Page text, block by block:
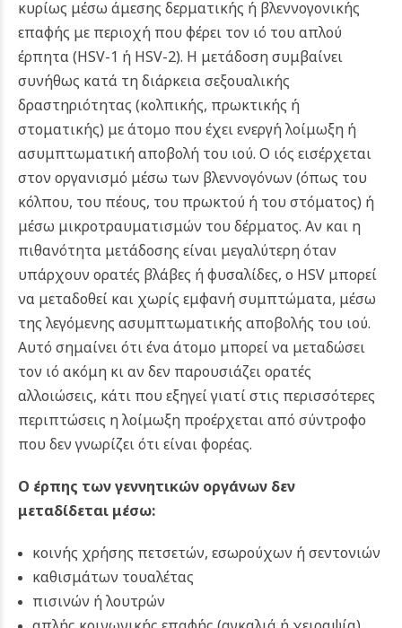
κυρίως μέσω άμεσης δερματικής ή βλεννογονικής
επαφής με περιοχή που φέρει τον ιό του απλού
έρπητα (HSV-1 ή HSV-2). Η μετάδοση συμβαίνει
συνήθως κατά τη διάρκεια σεξουαλικής
δραστηριότητας (κολπικής, πρωκτικής ή
στοματικής) με άτομο που έχει ενεργή λοίμωξη ή
ασυμπτωματική αποβολή του ιού. Ο ιός εισέρχεται
στον οργανισμό μέσω των βλεννογόνων (όπως του
κόλπου, του πέους, του πρωκτού ή του στόματος) ή
μέσω μικροτραυματισμών του δέρματος. Αν και η
πιθανότητα μετάδοσης είναι μεγαλύτερη όταν
υπάρχουν ορατές βλάβες ή φυσαλίδες, ο HSV μπορεί
να μεταδοθεί και χωρίς εμφανή συμπτώματα, μέσω
της λεγόμενης ασυμπτωματικής αποβολής του ιού.
Αυτό σημαίνει ότι ένα άτομο μπορεί να μεταδώσει
τον ιό ακόμη κι αν δεν παρουσιάζει ορατές
αλλοιώσεις, κάτι που εξηγεί γιατί στις περισσότερες
περιπτώσεις η λοίμωξη προέρχεται από σύντροφο
που δεν γνωρίζει ότι είναι φορέας.
Ο έρπης των γεννητικών οργάνων δεν
μεταδίδεται μέσω:
κοινής χρήσης πετσετών, εσωρούχων ή σεντονιών
καθισμάτων τουαλέτας
πισινών ή λουτρών